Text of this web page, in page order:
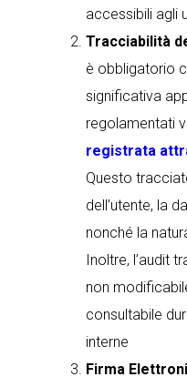
accessibili agli
Tracciabilità
è obbligatorio
significativa
regolamentati
registrata
Questo
dell’utente, la
nonché la
Inoltre, l’audit
non
consultabile
interne
Firma